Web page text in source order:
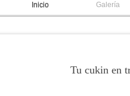
Inicio Galería
Tu cukin en